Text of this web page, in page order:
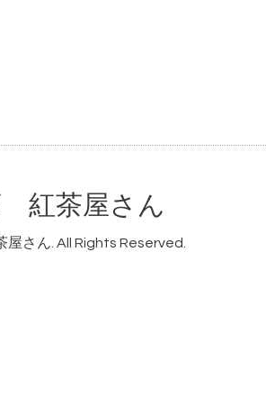
紅茶屋さん
屋さん. All Rights Reserved.